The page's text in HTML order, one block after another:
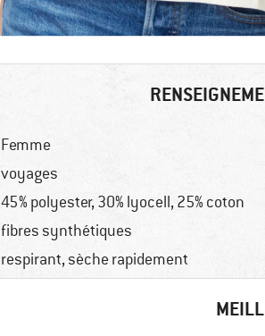
Femme
voyages
45% polyester, 30% lyocell, 25% coton
fibres synthétiques
respirant, sèche rapidement